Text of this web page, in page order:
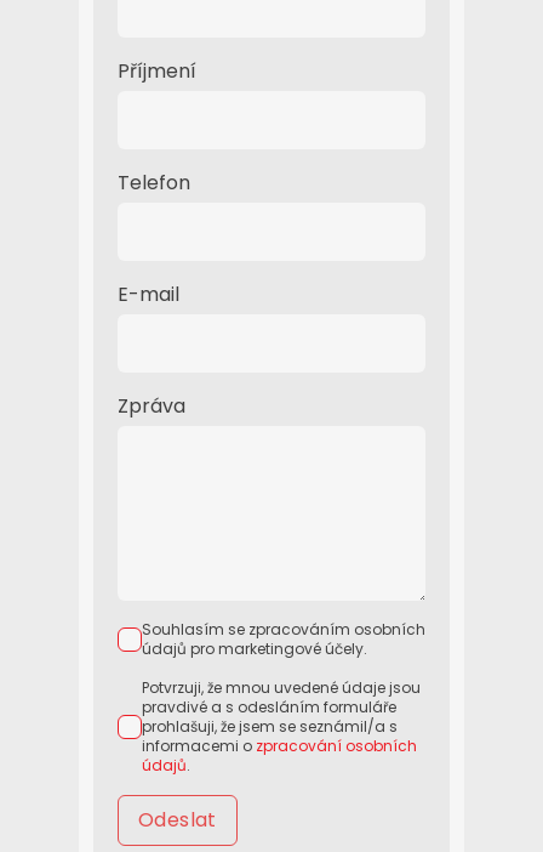
Příjmení
Telefon
E-mail
Zpráva
Souhlasím se zpracováním osobních
údajů pro marketingové účely.
Potvrzuji, že mnou uvedené údaje jsou
pravdivé a s odesláním formuláře
prohlašuji, že jsem se seznámil/a s
informacemi o zpracování osobních
údajů.
Odeslat